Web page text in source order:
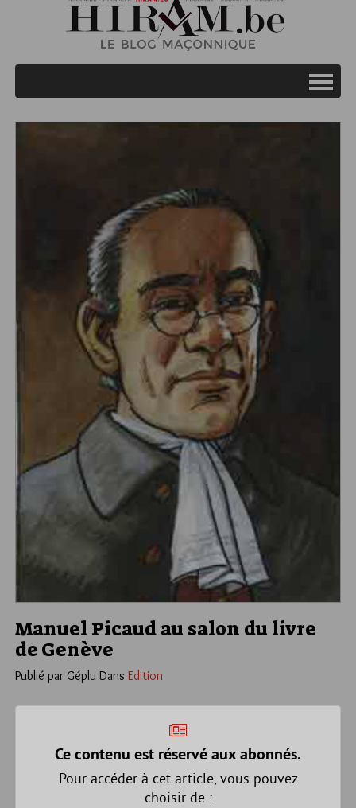
Manuel Picaud au salon du livre
de Genève
Publié par Géplu Dans Edition
Ce contenu est réservé aux abonnés.
Pour accéder à cet article, vous pouvez
choisir de :